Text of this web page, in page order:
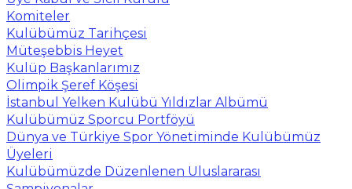
Komiteler
Kulübümüz Tarihçesi
Müteşebbis Heyet
Kulüp Başkanlarımız
Olimpik Şeref Köşesi
İstanbul Yelken Kulübü Yıldızlar Albümü
Kulübümüz Sporcu Portföyü
Dünya ve Türkiye Spor Yönetiminde Kulübümüz
Üyeleri
Kulübümüzde Düzenlenen Uluslararası